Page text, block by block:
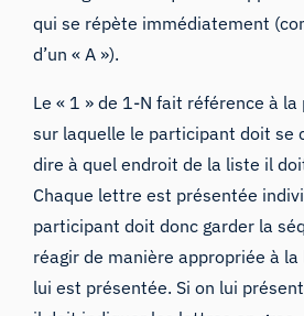
qui se répète immédiatement
d’un « A »).
Le « 1 » de 1-N fait référence à
sur laquelle le participant doit se
dire à quel endroit de la liste il
Chaque lettre est présentée
participant doit donc garder la
réagir de manière appropriée à
lui est présentée. Si on lui